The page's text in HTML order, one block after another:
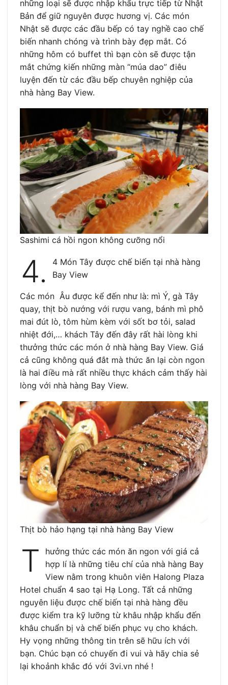
những loại sẽ được nhập khẩu trực tiếp từ Nhật
Bản để giữ nguyên được hương vị. Các món
Nhật sẽ được các đầu bếp có tay nghề cao chế
biến nhanh chóng và trình bày đẹp mắt. Có
những hôm có buffet thì bạn còn sẽ được tận
mắt chứng kiến những màn “múa dao” điêu
luyện đến từ các đầu bếp chuyên nghiệp của
nhà hàng Bay View.
Sashimi cá hồi ngon không cưỡng nổi
4.
4 Món Tây được chế biến tại nhà hàng
Bay View
Các món Âu được kể đến như là: mì Ý, gà Tây
quay, thịt bò nướng với rượu vang, bánh mì phô
mai đút lò, tôm hùm kèm với sốt bơ tỏi, salad
nhiệt đới,… khách Tây đến đây rất hài lòng khi
thưởng thức các món ở nhà hàng Bay View. Giá
cả cũng không quá đắt mà thức ăn lại còn ngon
là hai điều mà rất nhiều thực khách cảm thấy hài
lòng với nhà hàng Bay View.
Thịt bò hảo hạng tại nhà hàng Bay View
T
hưởng thức các món ăn ngon với giá cả
hợp lí là những tiêu chí của nhà hàng Bay
View nằm trong khuôn viên Halong Plaza
Hotel chuẩn 4 sao tại Hạ Long. Tất cả những
nguyên liệu được chế biến tại nhà hàng đều
được kiểm tra kỹ lưỡng từ khâu nhập khẩu đến
khâu chuẩn bị và chế biến phục vụ cho khách.
Hy vọng những thông tin trên sẽ hữu ích với
bạn. Chúc bạn có chuyến đi vui và hãy chia sẻ
lại khoảnh khắc đó với 3vi.vn nhé !